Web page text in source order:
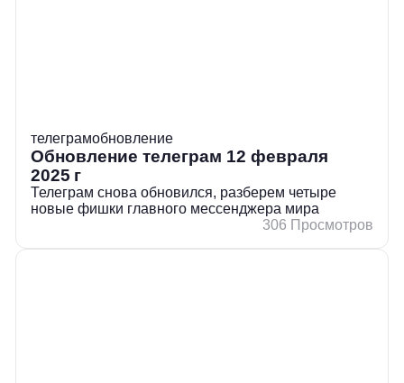
телеграмобновление
Обновление телеграм 12 февраля
2025 г
Телеграм снова обновился, разберем четыре
новые фишки главного мессенджера мира
306 Просмотров